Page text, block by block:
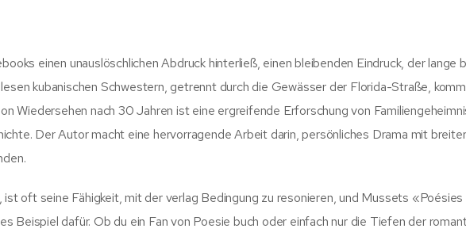
einen unauslöschlichen Abdruck hinterließ, einen bleibenden Eindruck, der lange
kubanischen Schwestern, getrennt durch die Gewässer der Florida-Straße,
Wiedersehen nach 30 Jahren ist eine ergreifende Erforschung von
Der Autor macht eine hervorragende Arbeit darin, persönliches Drama mit
ist oft seine Fähigkeit, mit der verlag Bedingung zu resonieren, und Mussets «Poésies
Beispiel dafür. Ob du ein Fan von Poesie buch oder einfach nur die Tiefen der